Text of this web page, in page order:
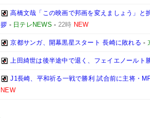
高橋文哉「この映画で邦画を変えましょう」
拶 - 日テレNEWS - 22時 NEW
京都サンガ、開幕黒星スタート 長崎に敗れる -
上田綺世は後半途中で退く、フェイエノールト
J1長崎、平和祈る一戦で勝利 試合前に主将・
NEW